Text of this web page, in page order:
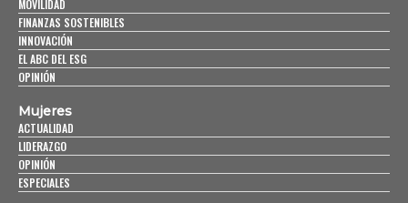
MOVILIDAD
FINANZAS SOSTENIBLES
INNOVACIÓN
EL ABC DEL ESG
OPINIÓN
Mujeres
ACTUALIDAD
LIDERAZGO
OPINIÓN
ESPECIALES